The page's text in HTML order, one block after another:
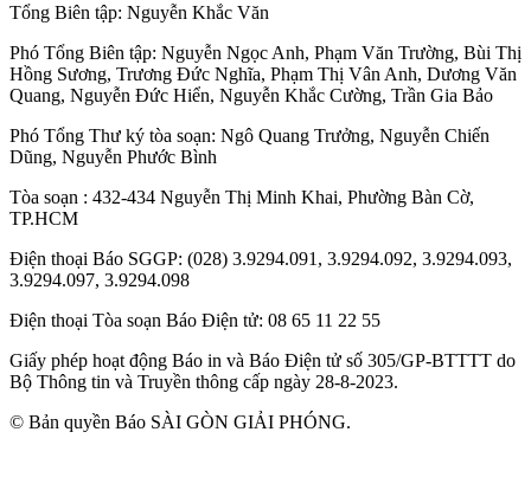
Tổng Biên tập: Nguyễn Khắc Văn
Phó Tổng Biên tập: Nguyễn Ngọc Anh, Phạm Văn Trường, Bùi Thị
Hồng Sương, Trương Đức Nghĩa, Phạm Thị Vân Anh, Dương Văn
Quang, Nguyễn Đức Hiển, Nguyễn Khắc Cường, Trần Gia Bảo
Phó Tổng Thư ký tòa soạn: Ngô Quang Trưởng, Nguyễn Chiến
Dũng, Nguyễn Phước Bình
Tòa soạn : 432-434 Nguyễn Thị Minh Khai, Phường Bàn Cờ,
TP.HCM
Điện thoại Báo SGGP: (028) 3.9294.091, 3.9294.092, 3.9294.093,
3.9294.097, 3.9294.098
Điện thoại Tòa soạn Báo Điện tử: 08 65 11 22 55
Giấy phép hoạt động Báo in và Báo Điện tử số 305/GP-BTTTT do
Bộ Thông tin và Truyền thông cấp ngày 28-8-2023.
© Bản quyền Báo SÀI GÒN GIẢI PHÓNG.